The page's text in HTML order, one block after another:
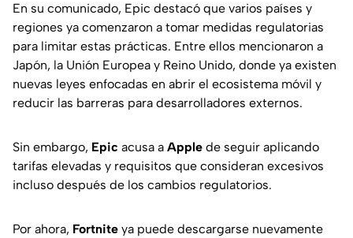
En su comunicado, Epic destacó que varios países y
regiones ya comenzaron a tomar medidas regulatorias
para limitar estas prácticas. Entre ellos mencionaron a
Japón, la Unión Europea y Reino Unido, donde ya existen
nuevas leyes enfocadas en abrir el ecosistema móvil y
reducir las barreras para desarrolladores externos.
Sin embargo, Epic acusa a Apple de seguir aplicando
tarifas elevadas y requisitos que consideran excesivos
incluso después de los cambios regulatorios.
Por ahora, Fortnite ya puede descargarse nuevamente